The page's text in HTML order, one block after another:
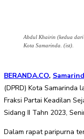
Abdul Khairin (kedua
Kota Samarinda. (ist).
BERANDA.CO,
(DPRD) Kota Samarinda
Fraksi Partai Keadilan
Sidang II Tahn 2023,
Dalam rapat paripurna